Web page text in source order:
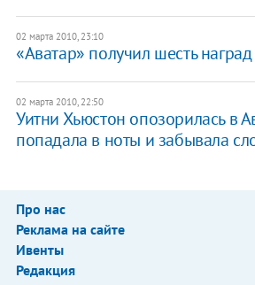
02 марта 2010, 23:10
«Аватар» получил шесть
02 марта 2010, 22:50
Уитни Хьюстон опозорилась в
попадала в ноты и забывала
Про нас
Реклама на сайте
Ивенты
Редакция